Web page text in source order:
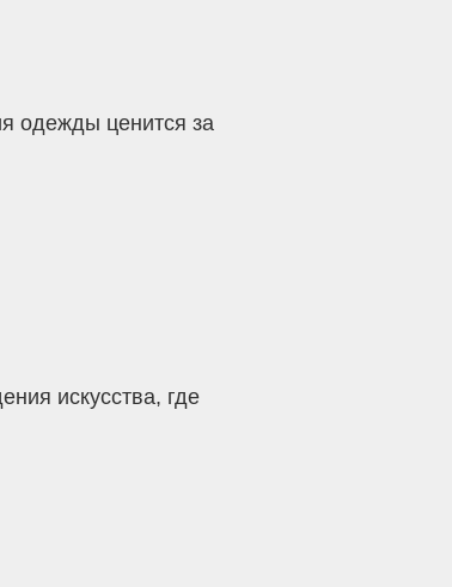
одежды ценится за
искусства, где